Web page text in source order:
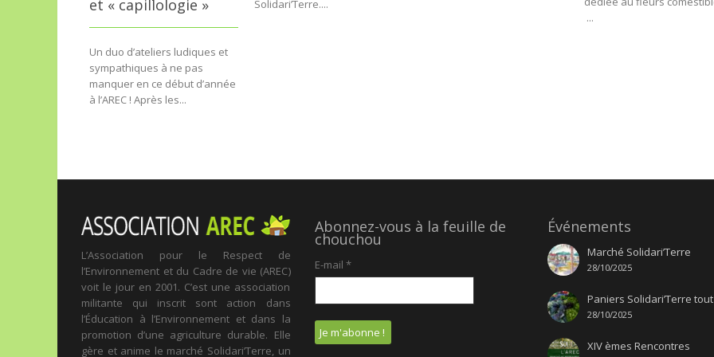
et « capillologie »
Un duo d’ateliers ludiques et
sympathiques à ne pas
manquer en ce début d’année
à l’AREC ! Après les...
Solidari’Terre....
...
L’Association pour le Respect de
l’Environnement et du Cadre de vie (AREC)
voit le jour en 2001. C’est une association
militante qui inscrit sont action dans
l’Éducation à l’Environnement et dans la
promotion d’une agriculture durable. Elle
gère et anime le marché Solidari’Terre, un
Abonnez-vous à la feuille de
chouchou
E-mail *
Événements
Marché Solidari’Terre
28/10/2025
Paniers Solidari’Terre
28/10/2025
XIV èmes Rencontres